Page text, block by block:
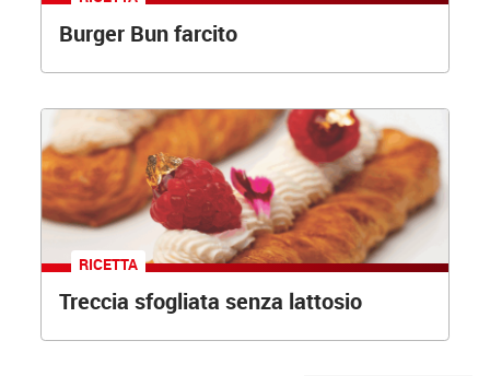
Burger Bun farcito
RICETTA
Treccia sfogliata senza lattosio